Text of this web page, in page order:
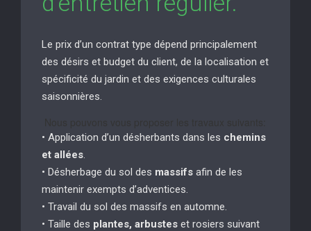
Le prix d’un contrat type dépend principalement
des désirs et budget du client, de la localisation et
spécificité du jardin et des exigences culturales
saisonnières.
• Application d’un désherbants dans les chemins
et allées
• Désherbage du sol des massifs afin de les
maintenir exempts d’adventices.
• Travail du sol des massifs en automne.
• Taille des plantes, arbustes et rosiers suivant